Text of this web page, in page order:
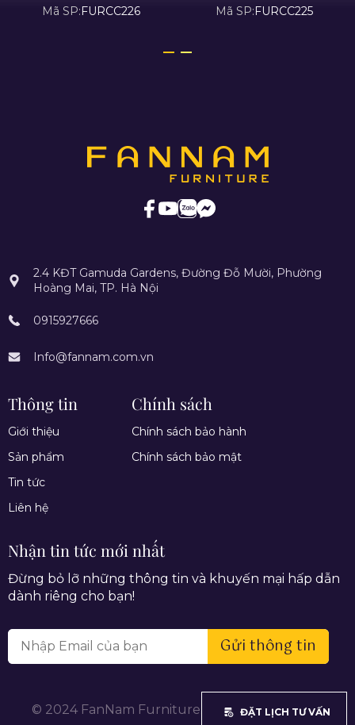
Mã SP:FURCC226 Mã SP:FURCC225
2.4 KĐT Gamuda Gardens, Đường Đỗ Mười, Phường
Hoàng Mai, TP. Hà Nội
0915927666
Info@fannam.com.vn
Thông tin
Giới thiệu
Sản phẩm
Tin tức
Liên hệ
Chính sách
Chính sách bảo hành
Chính sách bảo mật
Nhận tin tức mới nhất
Đừng bỏ lỡ những thông tin và khuyến mại hấp dẫn
dành riêng cho bạn!
Gửi thông tin
© 2024 FanNam Furniture. All rights reserved.
ĐẶT LỊCH TƯ VẤN